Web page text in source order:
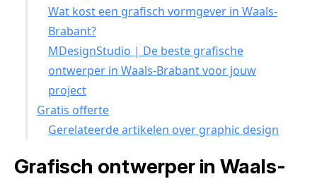
Wat kost een grafisch vormgever in Waals-
Brabant?
MDesignStudio | De beste grafische
ontwerper in Waals-Brabant voor jouw
project
Gratis offerte
Gerelateerde artikelen over graphic design
Grafisch ontwerper in Waals-